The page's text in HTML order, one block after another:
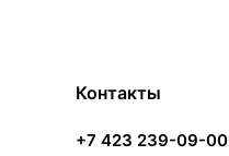
Контакты
+7 423 239-09-00